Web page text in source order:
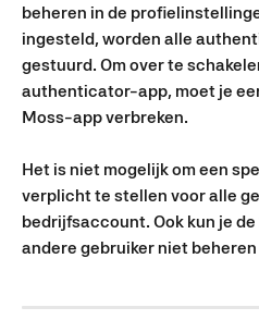
beheren in de
ingesteld, worden alle
gestuurd. Om over te
authenticator-app, moet je
Moss-app verbreken.
Het is niet mogelijk om een
verplicht te stellen voor alle
bedrijfsaccount. Ook kun je
andere gebruiker niet